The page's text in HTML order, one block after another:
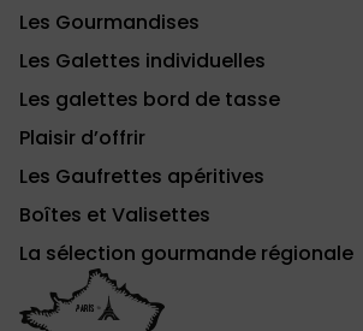
Les Gourmandises
Les Galettes individuelles
Les galettes bord de tasse
Plaisir d’offrir
Les Gaufrettes apéritives
Boîtes et Valisettes
La sélection gourmande régionale